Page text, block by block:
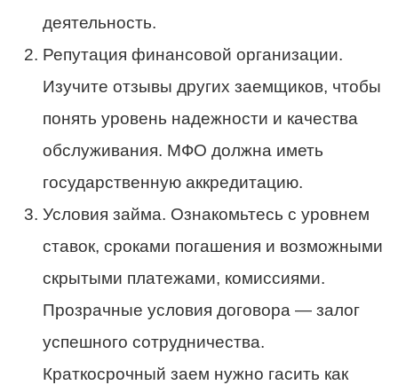
деятельность.
Репутация финансовой организации.
Изучите отзывы других заемщиков, чтобы
понять уровень надежности и качества
обслуживания. МФО должна иметь
государственную аккредитацию.
Условия займа. Ознакомьтесь с уровнем
ставок, сроками погашения и возможными
скрытыми платежами, комиссиями.
Прозрачные условия договора — залог
успешного сотрудничества.
Краткосрочный заем нужно гасить как